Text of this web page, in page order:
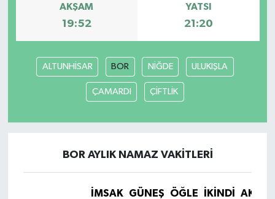
AKŞAM
19:52
YATSI
21:20
ALTUNHİSAR BOR NİĞDE ULUKIŞLA
ÇAMARDI ÇİFTLİK
BOR AYLIK NAMAZ VAKITLERI
İMSAK GÜNEŞ ÖĞLE İKINDI